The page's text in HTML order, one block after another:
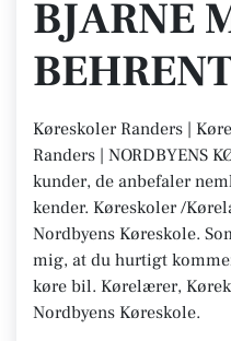
BJARNE
Køreskoler Randers |
Randers | NORDBYENS
kunder, de anbefaler
kender. Køreskoler /
Nordbyens Køreskole.
mig, at du hurtigt
køre bil. Kørelærer,
Nordbyens Køreskole.